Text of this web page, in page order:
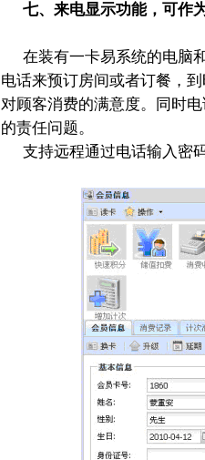
七、来电显示功能，可作
在装有一卡易系统的电脑
电话来预订房间或者订餐，
对顾客消费的满意度。同时
的责任问题。
支持远程通过电话输入密